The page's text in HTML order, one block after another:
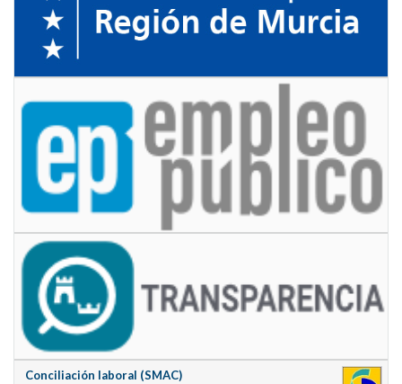
Conciliación laboral (SMAC)